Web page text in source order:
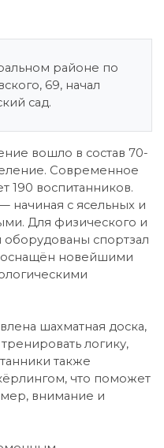
районе по
69, начал
сад.
вошло в состав 70-
Современное
190 воспитанников.
начиная с ясельных и
Для физического и
оборудованы спортзал
оснащён новейшими
шахматная доска,
логику,
также
что поможет
внимание и